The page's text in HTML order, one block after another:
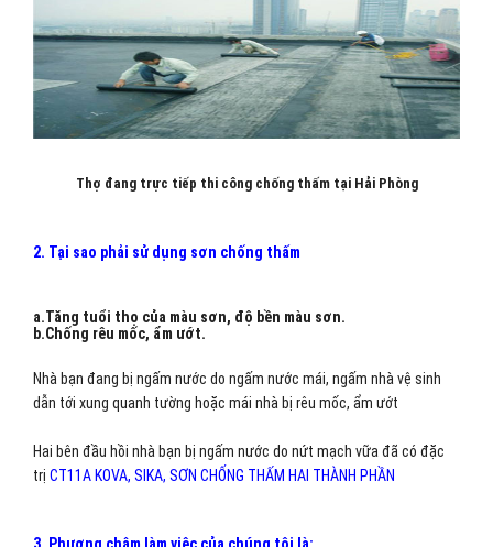
Thợ đang trực tiếp thi công chống thấm tại Hải Phòng
2. Tại sao phải sử dụng sơn chống thấm
a.Tăng tuổi thọ của màu sơn, độ bền màu sơn.
b.Chống rêu mốc, ẩm ướt.
Nhà bạn đang bị ngấm nước do ngấm nước mái, ngấm nhà vệ sinh
dẫn tới xung quanh tường hoặc mái nhà bị rêu mốc, ẩm ướt
Hai bên đầu hồi nhà bạn bị ngấm nước do nứt mạch vữa đã có đặc
trị CT11A KOVA, SIKA, SƠN CHỐNG THẤM HAI THÀNH PHẦN
3. Phương châm làm việc của chúng tôi là: